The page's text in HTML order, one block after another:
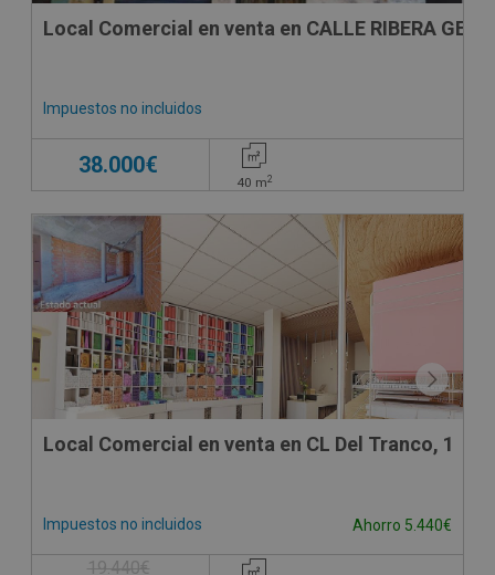
Local Comercial en venta en CALLE RIBERA
Impuestos no incluidos
38.000€
40 m2
Local Comercial en venta en CL Del Tranco, 1
Impuestos no incluidos Ahorro 5.440€
19.440€